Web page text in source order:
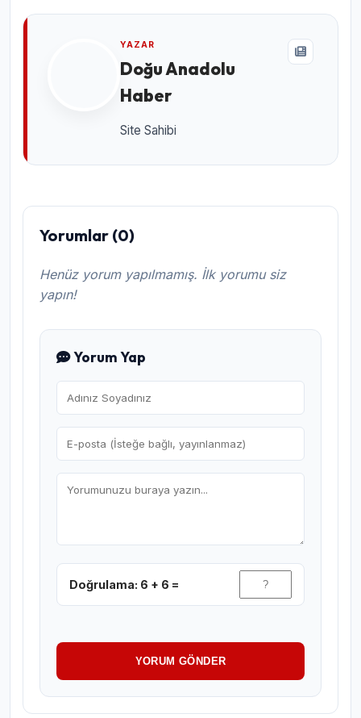
YAZAR
Doğu Anadolu
Haber
Site Sahibi
Yorumlar (0)
Henüz yorum yapılmamış. İlk yorumu siz
yapın!
Yorum Yap
Doğrulama: 6 + 6 =
YORUM GÖNDER